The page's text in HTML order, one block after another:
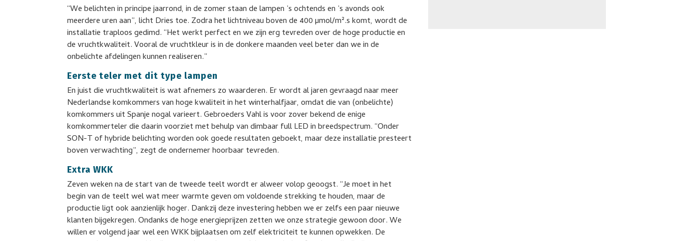
“We belichten in principe jaarrond, in de zomer staan de lampen ’s ochtends en ’s avonds ook
meerdere uren aan”, licht Dries toe. Zodra het lichtniveau boven de 400 µmol/m².s komt, wordt de
installatie traploos gedimd. “Het werkt perfect en we zijn erg tevreden over de hoge productie en
de vruchtkwaliteit. Vooral de vruchtkleur is in de donkere maanden veel beter dan we in de
onbelichte afdelingen kunnen realiseren.”
Eerste teler met dit type lampen
En juist die vruchtkwaliteit is wat afnemers zo waarderen. Er wordt al jaren gevraagd naar meer
Nederlandse komkommers van hoge kwaliteit in het winterhalfjaar, omdat die van (onbelichte)
komkommers uit Spanje nogal varieert. Gebroeders Vahl is voor zover bekend de enige
komkommerteler die daarin voorziet met behulp van dimbaar full LED in breedspectrum. “Onder
SON-T of hybride belichting worden ook goede resultaten geboekt, maar deze installatie presteert
boven verwachting”, zegt de ondernemer hoorbaar tevreden.
Extra WKK
Zeven weken na de start van de tweede teelt wordt er alweer volop geoogst. “Je moet in het
begin van de teelt wel wat meer warmte geven om voldoende strekking te houden, maar de
productie ligt ook aanzienlijk hoger. Dankzij deze investering hebben we er zelfs een paar nieuwe
klanten bijgekregen. Ondanks de hoge energieprijzen zetten we onze strategie gewoon door. We
willen er volgend jaar wel een WKK bijplaatsen om zelf elektriciteit te kunnen opwekken. De